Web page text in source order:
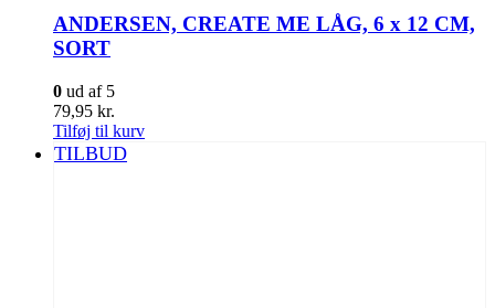
ANDERSEN, CREATE ME LÅG, 6 x 12 CM,
SORT
0 ud af 5
79,95 kr.
Tilføj til kurv
TILBUD